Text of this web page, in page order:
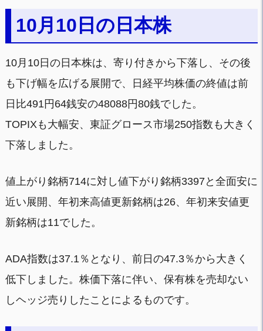
10月10日の日本株
10月10日の日本株は、寄り付きから下落し、その後
も下げ幅を広げる展開で、日経平均株価の終値は前
日比491円64銭安の48088円80銭でした。
TOPIXも大幅安、東証グロース市場250指数も大きく
下落しました。
値上がり銘柄714に対し値下がり銘柄3397と全面安に
近い展開、年初来高値更新銘柄は26、年初来安値更
新銘柄は11でした。
ADA指数は37.1％となり、前日の47.3％から大きく
低下しました。株価下落に伴い、保有株を売却ない
しヘッジ売りしたことによるものです。